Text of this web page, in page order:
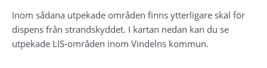
Inom sådana utpekade områden finns ytterligare skäl för
dispens från strandskyddet. I kartan nedan kan du se
utpekade LIS-områden inom Vindelns kommun.